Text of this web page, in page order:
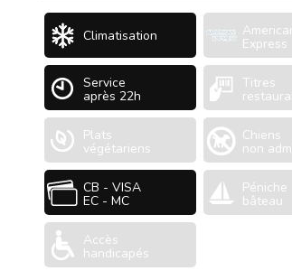
Climatisation Express
Service
après 22h
Titres
Plats
végétariens
Chiens
non
CB - VISA
EC - MC
Péniche
bâteau
Accès
handicapés